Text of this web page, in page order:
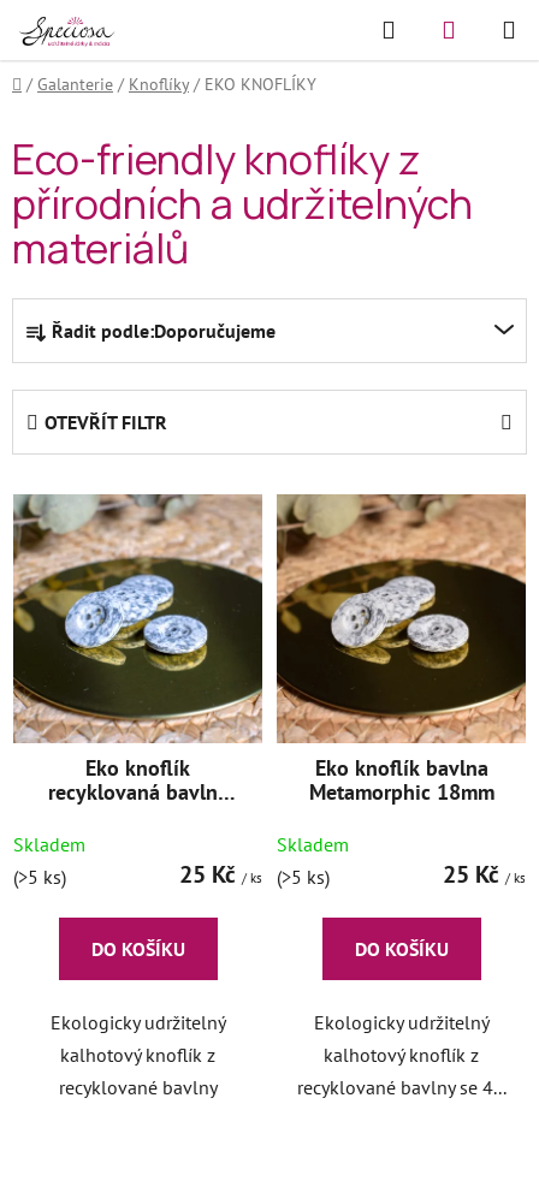
obsah
Hledat
KOŠÍK
Domů
/ Galanterie / Knoflíky / EKO KNOFLÍKY
Eco-friendly knoflíky z
přírodních a udržitelných
materiálů
Ř
z
í
p
r
o
d
u
t
ů
Řadit podle:Doporučujeme
OTEVŘÍT FILTR
V
ý
p
i
s
r
o
d
t
ů
Eko knoflík
recyklovaná bavlna
Skladem
(>5 ks)
25 Kč / ks
DO KOŠÍKU
Ekologicky udržitelný
kalhotový knoflík z
recyklované bavlny
Eko knoflík bavlna
Metamorphic 18mm
Skladem
(>5 ks)
25 Kč / ks
DO KOŠÍKU
Ekologicky udržitelný
kalhotový knoflík z
recyklované bavlny se 4...